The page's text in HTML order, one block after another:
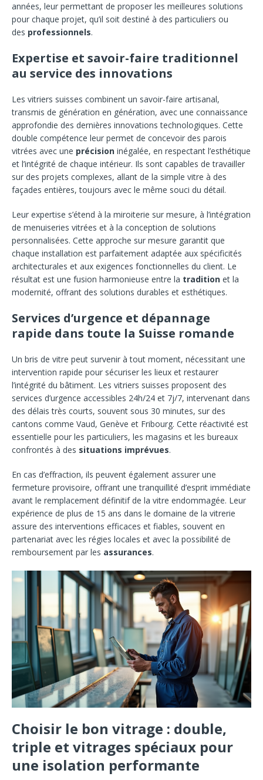
années, leur permettant de proposer les meilleures solutions
pour chaque projet, qu’il soit destiné à des particuliers ou
des professionnels.
Expertise et savoir-faire traditionnel
au service des innovations
Les vitriers suisses combinent un savoir-faire artisanal,
transmis de génération en génération, avec une connaissance
approfondie des dernières innovations technologiques. Cette
double compétence leur permet de concevoir des parois
vitrées avec une précision inégalée, en respectant l’esthétique
et l’intégrité de chaque intérieur. Ils sont capables de travailler
sur des projets complexes, allant de la simple vitre à des
façades entières, toujours avec le même souci du détail.
Leur expertise s’étend à la miroiterie sur mesure, à l’intégration
de menuiseries vitrées et à la conception de solutions
personnalisées. Cette approche sur mesure garantit que
chaque installation est parfaitement adaptée aux spécificités
architecturales et aux exigences fonctionnelles du client. Le
résultat est une fusion harmonieuse entre la tradition et la
modernité, offrant des solutions durables et esthétiques.
Services d’urgence et dépannage
rapide dans toute la Suisse romande
Un bris de vitre peut survenir à tout moment, nécessitant une
intervention rapide pour sécuriser les lieux et restaurer
l’intégrité du bâtiment. Les vitriers suisses proposent des
services d’urgence accessibles 24h/24 et 7j/7, intervenant dans
des délais très courts, souvent sous 30 minutes, sur des
cantons comme Vaud, Genève et Fribourg. Cette réactivité est
essentielle pour les particuliers, les magasins et les bureaux
confrontés à des situations imprévues.
En cas d’effraction, ils peuvent également assurer une
fermeture provisoire, offrant une tranquillité d’esprit immédiate
avant le remplacement définitif de la vitre endommagée. Leur
expérience de plus de 15 ans dans le domaine de la vitrerie
assure des interventions efficaces et fiables, souvent en
partenariat avec les régies locales et avec la possibilité de
remboursement par les assurances.
Choisir le bon vitrage : double,
triple et vitrages spéciaux pour
une isolation performante